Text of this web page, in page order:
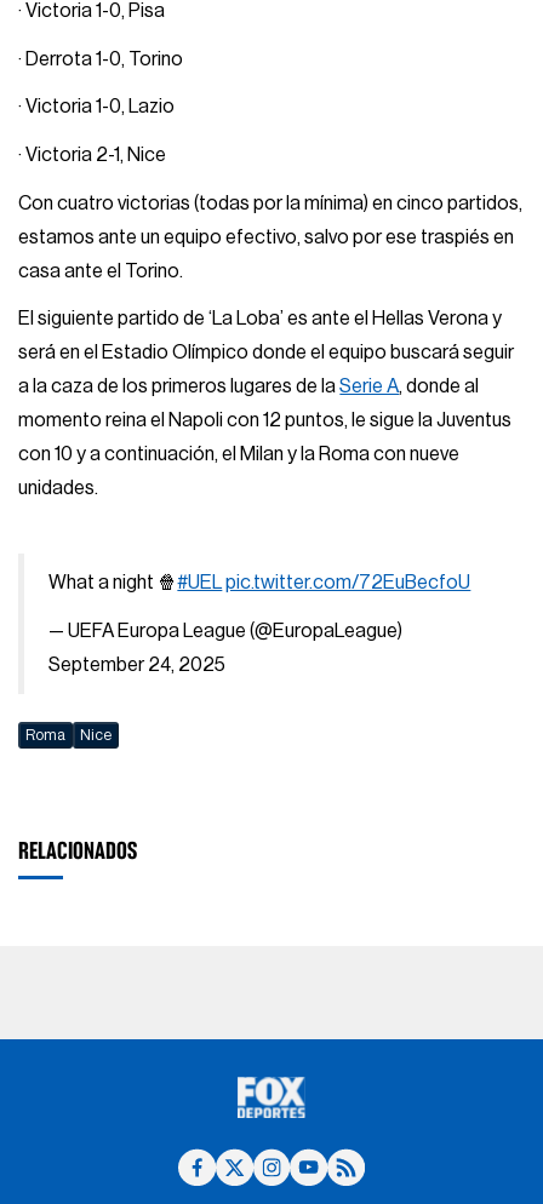
· Victoria 1-0, Pisa
· Derrota 1-0, Torino
· Victoria 1-0, Lazio
· Victoria 2-1, Nice
Con cuatro victorias (todas por la mínima) en cinco partidos,
estamos ante un equipo efectivo, salvo por ese traspiés en
casa ante el Torino.
El siguiente partido de ‘La Loba’ es ante el Hellas Verona y
será en el Estadio Olímpico donde el equipo buscará seguir
a la caza de los primeros lugares de laSerie A, donde al
momento reina el Napoli con 12 puntos, le sigue la Juventus
con 10 y a continuación, el Milan y la Roma con nueve
unidades.
What a night 🍿#UEL pic.twitter.com/72EuBecfoU
— UEFA Europa League (@EuropaLeague)
September 24, 2025
Roma Nice
RELACIONADOS